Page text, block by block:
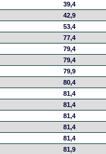
39,4
42,9
53,4
77,4
79,4
79,4
79,9
80,4
81,4
81,4
81,4
81,4
81,4
81,9